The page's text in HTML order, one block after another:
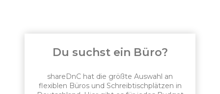
Du suchst ein Büro?
shareDnC hat die größte Auswahl an
flexiblen Büros und Schreibtischplätzen in